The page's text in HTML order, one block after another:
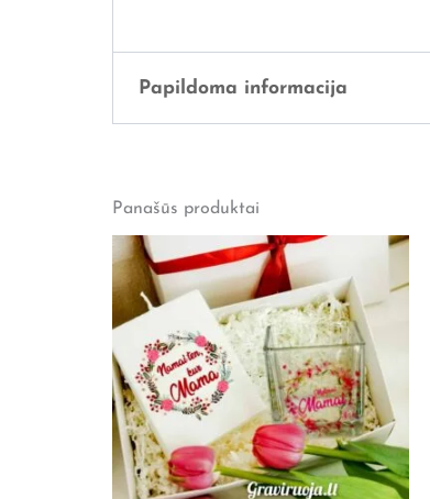
Papildoma informacija
Išmatavimai
Lytis
Panašūs produktai